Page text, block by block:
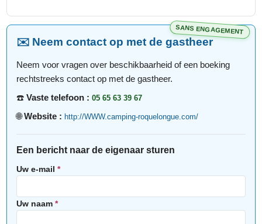
SANS ENGAGEMENT
✉️ Neem contact op met de gastheer
Neem voor vragen over beschikbaarheid of een boeking
rechtstreeks contact op met de gastheer.
☎️Vaste telefoon : 05 65 63 39 67
🌐Website : http://WWW.camping-roquelongue.com/
Een bericht naar de eigenaar sturen
Uw e-mail*
Uw naam*